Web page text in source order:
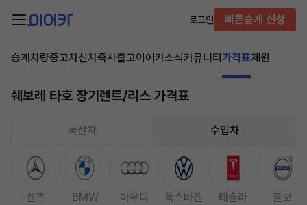
로그인 빠른승계 신청
승계차량중고차신차즉시출고이어카소식커뮤니티 가격표제원
쉐보레 타호 장기렌트/리스 가격표
국산차 수입차
벤츠 BMW 아우디 폭스바겐 테슬라 볼보